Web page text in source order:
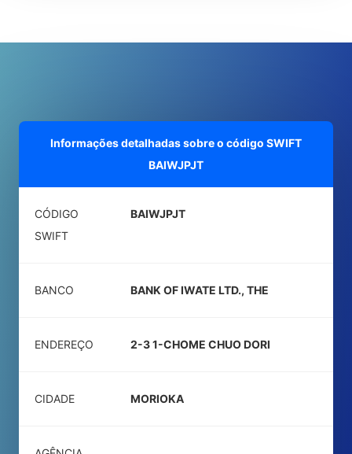
Informações detalhadas sobre o código SWIFT
BAIWJPJT
CÓDIGO
SWIFT
BAIWJPJT
BANCO BANK OF IWATE LTD., THE
ENDEREÇO 2-3 1-CHOME CHUO DORI
CIDADE MORIOKA